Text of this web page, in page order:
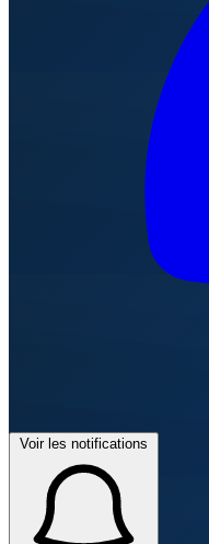
Voir les notifications